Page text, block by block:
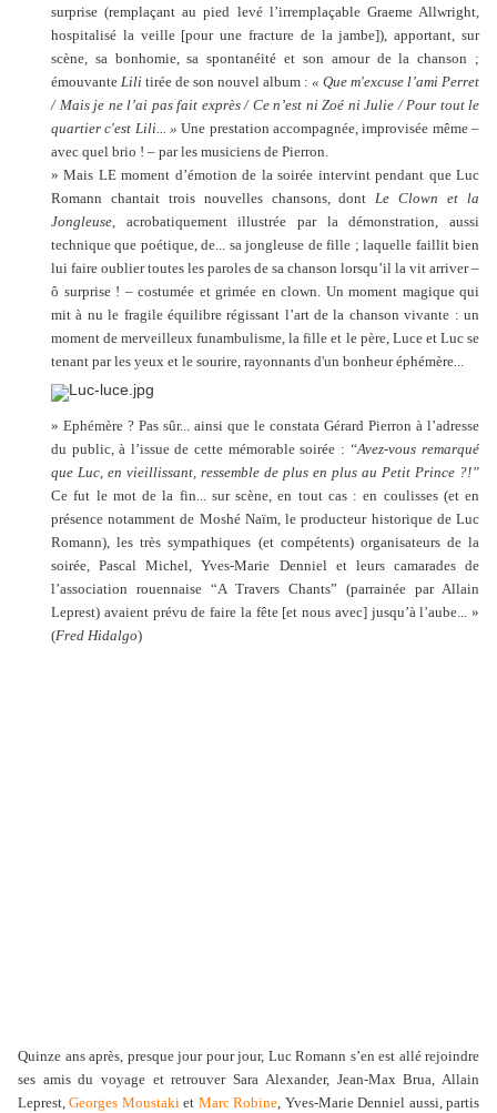
surprise (remplaçant au pied levé l’irremplaçable Graeme Allwright,
hospitalisé la veille [pour une fracture de la jambe]), apportant, sur
scène, sa bonhomie, sa spontanéité et son amour de la chanson ;
émouvante Lili tirée de son nouvel album : « Que m'excuse l’ami Perret
/ Mais je ne l’ai pas fait exprès / Ce n’est ni Zoé ni Julie / Pour tout le
quartier c'est Lili... » Une prestation accompagnée, improvisée même –
avec quel brio ! – par les musiciens de Pierron.
» Mais LE moment d’émotion de la soirée intervint pendant que Luc
Romann chantait trois nouvelles chansons, dontLe Clown et la
Jongleuse, acrobatiquement illustrée par la démonstration, aussi
technique que poétique, de... sa jongleuse de fille ; laquelle faillit bien
lui faire oublier toutes les paroles de sa chanson lorsqu’il la vit arriver –
ô surprise ! – costumée et grimée en clown. Un moment magique qui
mit à nu le fragile équilibre régissant l’art de la chanson vivante : un
moment de merveilleux funambulisme, la fille et le père, Luce et Luc se
tenant par les yeux et le sourire, rayonnants d'un bonheur éphémère...
» Ephémère ? Pas sûr... ainsi que le constata Gérard Pierron à l’adresse
du public, à l’issue de cette mémorable soirée : “Avez-vous remarqué
que Luc, en vieillissant, ressemble de plus en plus au Petit Prince ?!”
Ce fut le mot de la fin... sur scène, en tout cas : en coulisses (et en
présence notamment de Moshé Naïm, le producteur historique de Luc
Romann), les très sympathiques (et compétents) organisateurs de la
soirée, Pascal Michel, Yves-Marie Denniel et leurs camarades de
l’association rouennaise “A Travers Chants” (parrainée par Allain
Leprest) avaient prévu de faire la fête [et nous avec] jusqu’à l’aube... »
(Fred Hidalgo)
Quinze ans après, presque jour pour jour, Luc Romann s’en est allé rejoindre
ses amis du voyage et retrouver Sara Alexander, Jean-Max Brua, Allain
Leprest,Georges Moustakiet Marc Robine, Yves-Marie Denniel aussi, partis